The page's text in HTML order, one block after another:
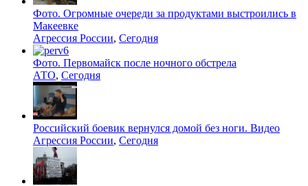
Фото. Огромные очереди за продуктами выстроились в
Макеевке
Агрессия России, Сегодня
Фото. Первомайск после ночного обстрела
АТО, Сегодня
Российский боевик вернулся домой без ноги. Видео
Агрессия России, Сегодня